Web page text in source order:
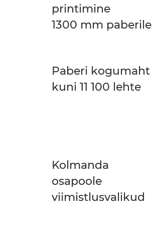
printimine
1300 mm paberile
Paberi kogumaht
kuni 11 100 lehte
Kolmanda
osapoole
viimistlusvalikud